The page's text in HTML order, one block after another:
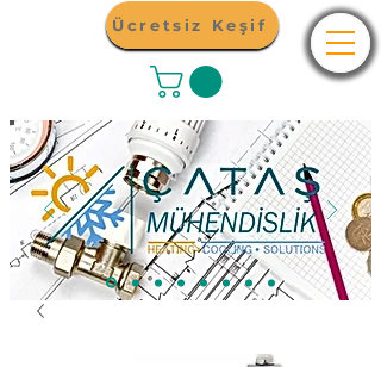
Ücretsiz Keşif